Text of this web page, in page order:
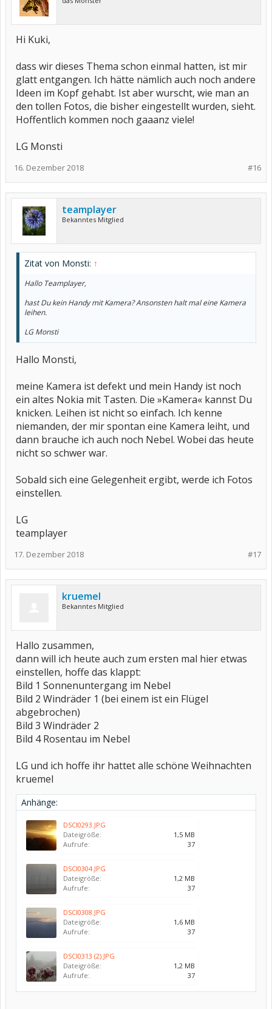
Hi Kuki,
dass wir dieses Thema schon einmal hatten, ist mir
glatt entgangen. Ich hätte nämlich auch noch andere
Ideen im Kopf gehabt. Ist aber wurscht, wie man an
den tollen Fotos, die bisher eingestellt wurden, sieht.
Hoffentlich kommen noch gaaanz viele!
LG Monsti
#16
16. Dezember 2018
teamplayer
Bekanntes Mitglied
Zitat von Monsti: ↑
Hallo Teamplayer,
hast Du kein Handy mit Kamera? Ansonsten halt mal eine Kamera
leihen.
LG Monsti
Hallo Monsti,
meine Kamera ist defekt und mein Handy ist noch
ein altes Nokia mit Tasten. Die »Kamera« kannst Du
knicken. Leihen ist nicht so einfach. Ich kenne
niemanden, der mir spontan eine Kamera leiht, und
dann brauche ich auch noch Nebel. Wobei das heute
nicht so schwer war.
Sobald sich eine Gelegenheit ergibt, werde ich Fotos
einstellen.
LG
teamplayer
#17
17. Dezember 2018
kruemel
Bekanntes Mitglied
Hallo zusammen,
dann will ich heute auch zum ersten mal hier etwas
einstellen, hoffe das klappt:
Bild 1 Sonnenuntergang im Nebel
Bild 2 Windräder 1 (bei einem ist ein Flügel
abgebrochen)
Bild 3 Windräder 2
Bild 4 Rosentau im Nebel
LG und ich hoffe ihr hattet alle schöne Weihnachten
kruemel
Anhänge:
DSCI0293.JPG
Dateigröße:
1,5 MB
Aufrufe:
37
DSCI0304.JPG
Dateigröße:
1,2 MB
Aufrufe:
37
DSCI0308.JPG
Dateigröße:
1,6 MB
Aufrufe:
37
DSCI0313 (2).JPG
Dateigröße:
1,2 MB
Aufrufe:
37